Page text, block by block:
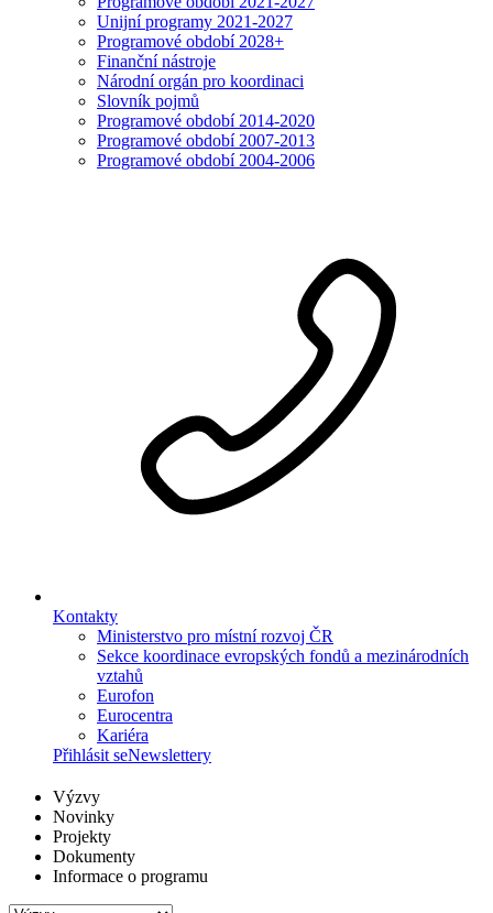
Unijní programy 2021-2027
Programové období 2028+
Finanční nástroje
Národní orgán pro koordinaci
Slovník pojmů
Programové období 2014-2020
Programové období 2007-2013
Programové období 2004-2006
Kontakty
Ministerstvo pro místní rozvoj ČR
Sekce koordinace evropských fondů a mezinárodních
vztahů
Eurofon
Eurocentra
Kariéra
Přihlásit seNewslettery
Výzvy
Novinky
Projekty
Dokumenty
Informace o programu